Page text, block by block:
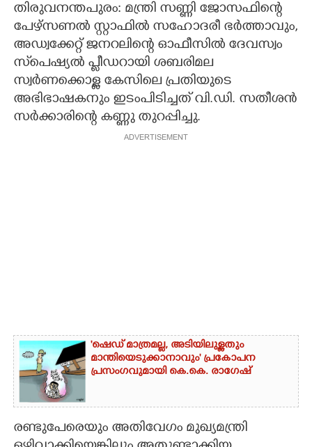
LITERATURE
ZOOM
CONTACT US
തിരുവനന്തപുരം: മന്ത്രി സണ്ണി ജോസഫിന്റെ
പേഴ്സണൽ സ്റ്റാഫിൽ സഹോദരീ ഭർത്താവും,
അഡ്വക്കേറ്റ് ജനറലിന്റെ ഓഫീസിൽ ദേവസ്വം
സ്‌പെഷ്യൽ പ്ളീഡറായി ശബരിമല
സ്വർണക്കൊള്ള കേസിലെ പ്രതിയുടെ
അഭിഭാഷകനും ഇടംപിടിച്ചത് വി.ഡി. സതീശൻ
സർക്കാരിന്റെ കണ്ണു തുറപ്പിച്ചു.
ADVERTISEMENT
'ഷെഡ് മാത്രമല്ല, അടിയിലുള്ളതും
മാന്തിയെടുക്കാനാവും' പ്രകോപന
പ്രസംഗവുമായി കെ.കെ. രാഗേഷ്
രണ്ടുപേരെയും അതിവേഗം മുഖ്യമന്ത്രി